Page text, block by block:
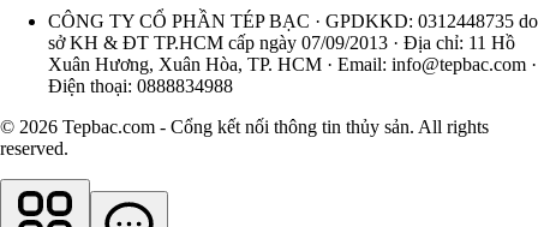
CÔNG TY CỔ PHẦN TÉP BẠC · GPDKKD: 0312448735 do
sở KH & ĐT TP.HCM cấp ngày 07/09/2013 · Địa chỉ: 11 Hồ
Xuân Hương, Xuân Hòa, TP. HCM · Email: info@tepbac.com ·
Điện thoại: 0888834988
© 2026 Tepbac.com - Cổng kết nối thông tin thủy sản. All rights
reserved.